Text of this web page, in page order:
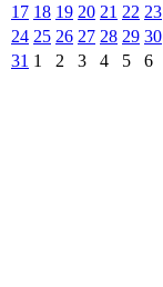
17 18 19 20 21 22 23
24 25 26 27 28 29 30
31 1 2 3 4 5 6